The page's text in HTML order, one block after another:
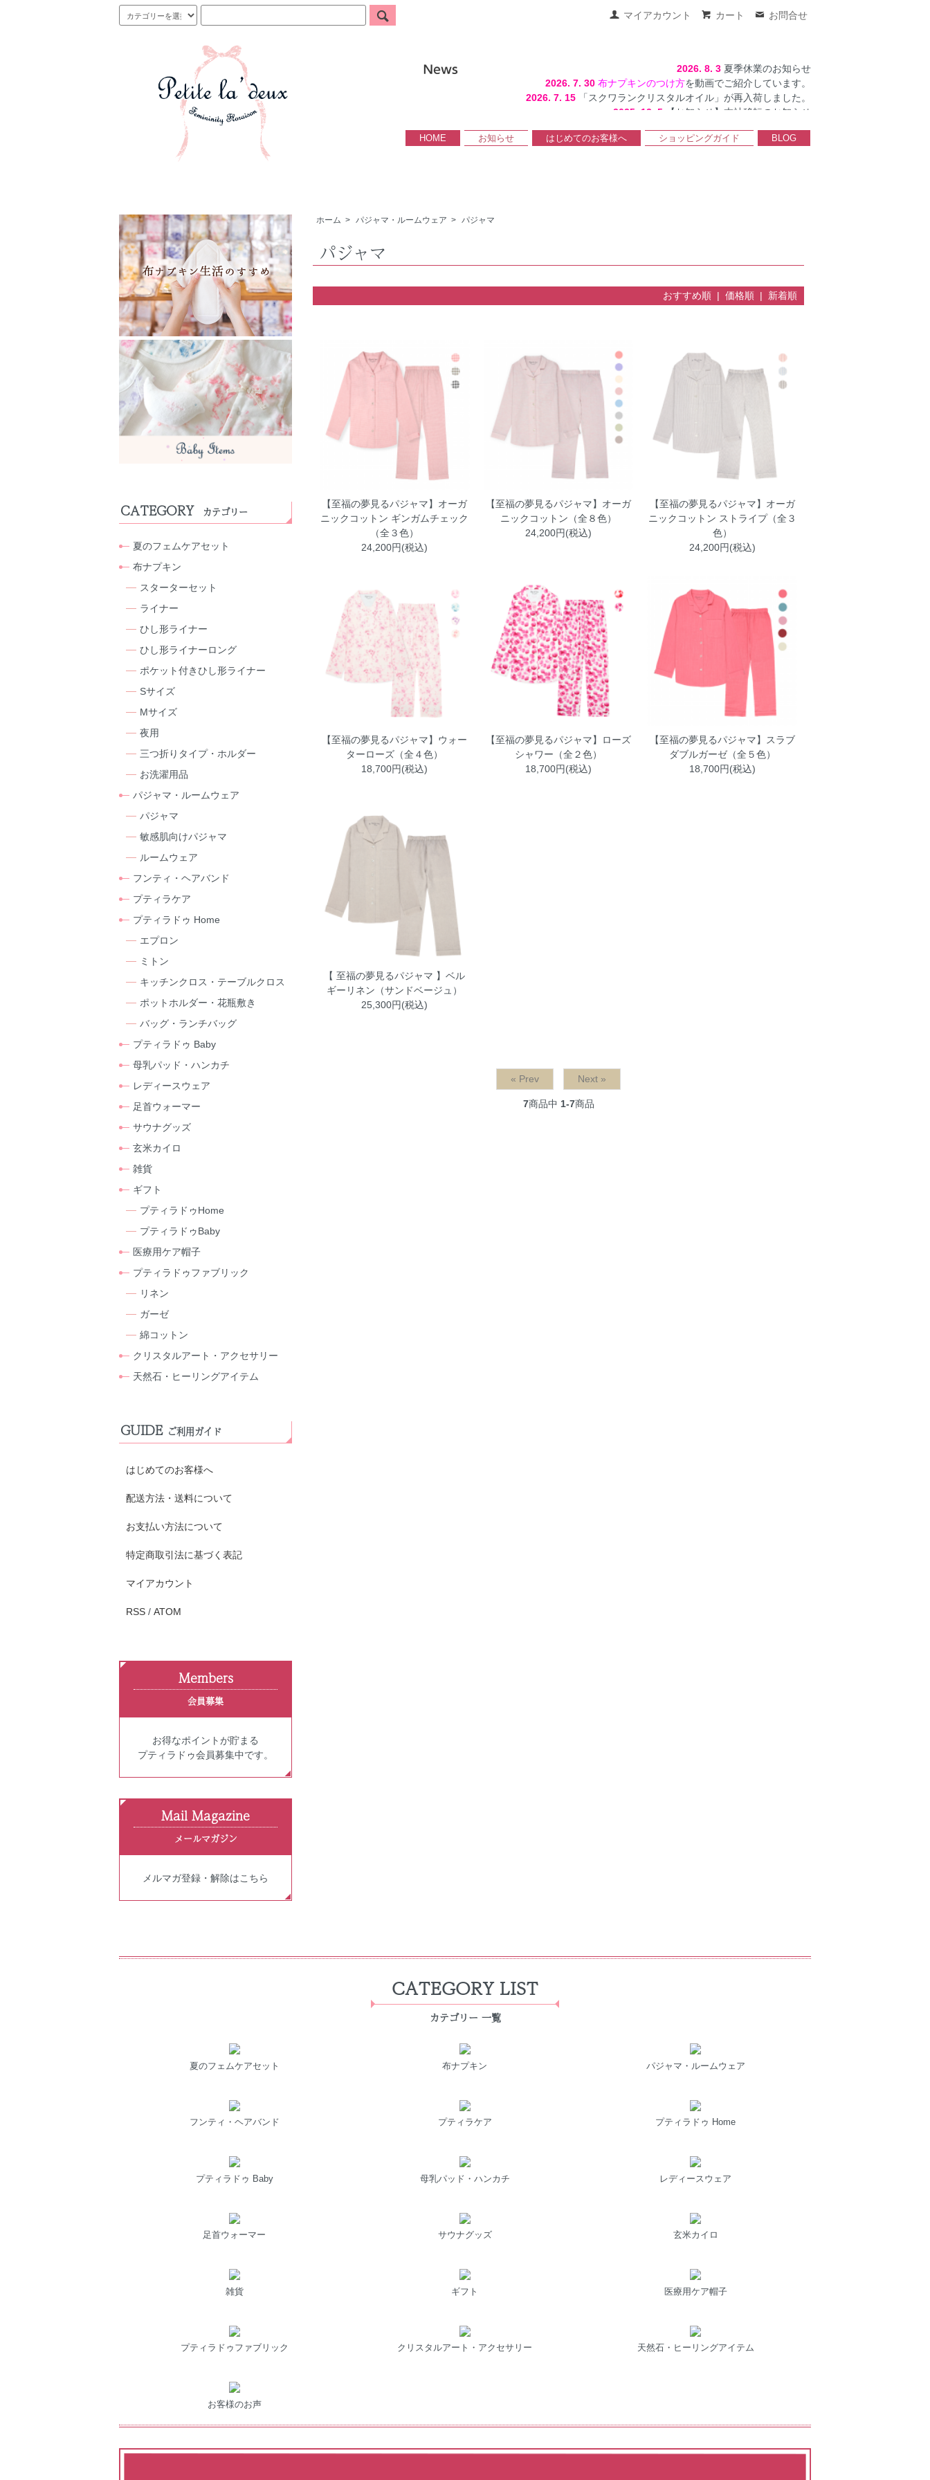
マイアカウント カート お問合せ
2026. 8. 3 夏季休業のお知らせ
2026. 7. 30 布ナプキンのつけ方を動画でご紹介しています。
2026. 7. 15
「スクワランクリスタルオイル」が再入荷しました。
2025. 12. 5
【お知らせ】本社移転のお知らせ
HOME お知らせ はじめてのお客様へ ショッピングガイド BLOG
ホーム > パジャマ・ルームウェア > パジャマ
パジャマ
おすすめ順 | 価格順 | 新着順
【至福の夢見るパジャマ】オーガ
ニックコットン ギンガムチェック
（全３色）
24,200円(税込)
【至福の夢見るパジャマ】オーガ
ニックコットン（全８色）
24,200円(税込)
【至福の夢見るパジャマ】オーガ
ニックコットン ストライプ（全３
色）
24,200円(税込)
【至福の夢見るパジャマ】ウォー
ターローズ（全４色）
18,700円(税込)
【至福の夢見るパジャマ】ローズ
シャワー（全２色）
18,700円(税込)
【至福の夢見るパジャマ】スラブ
ダブルガーゼ（全５色）
18,700円(税込)
【 至福の夢見るパジャマ 】ベル
ギーリネン（サンドベージュ）
25,300円(税込)
« Prev Next »
7商品中 1-7商品
CATEGORY カテゴリー
夏のフェムケアセット
布ナプキン
スターターセット
ライナー
ひし形ライナー
ひし形ライナーロング
ポケット付きひし形ライナー
Sサイズ
Mサイズ
夜用
三つ折りタイプ・ホルダー
お洗濯用品
パジャマ・ルームウェア
パジャマ
敏感肌向けパジャマ
ルームウェア
フンティ・ヘアバンド
プティラケア
プティラドゥ Home
エプロン
ミトン
キッチンクロス・テーブルクロス
ポットホルダー・花瓶敷き
バッグ・ランチバッグ
プティラドゥ Baby
母乳パッド・ハンカチ
レディースウェア
足首ウォーマー
サウナグッズ
玄米カイロ
雑貨
ギフト
プティラドゥHome
プティラドゥBaby
医療用ケア帽子
プティラドゥファブリック
リネン
ガーゼ
綿コットン
クリスタルアート・アクセサリー
天然石・ヒーリングアイテム
GUIDE ご利用ガイド
はじめてのお客様へ
配送方法・送料について
お支払い方法について
特定商取引法に基づく表記
マイアカウント
RSS / ATOM
Members
会員募集
お得なポイントが貯まる
プティラドゥ会員募集中です。
Mail Magazine
メールマガジン
メルマガ登録・解除はこちら
CATEGORY LIST
カテゴリー 一覧
夏のフェムケアセット 布ナプキン パジャマ・ルームウェア
フンティ・ヘアバンド プティラケア プティラドゥ Home
プティラドゥ Baby 母乳パッド・ハンカチ レディースウェア
足首ウォーマー サウナグッズ 玄米カイロ
雑貨 ギフト 医療用ケア帽子
プティラドゥファブリック クリスタルアート・アクセサリー 天然石・ヒーリングアイテム
お客様のお声